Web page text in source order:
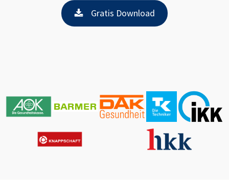
Gratis Download